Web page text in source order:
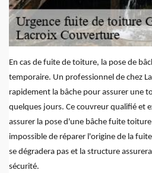
En cas de fuite de toiture, la pose de
temporaire. Un professionnel de chez
rapidement la bâche pour assurer une
quelques jours. Ce couvreur qualifié et
assurer la pose d'une bâche fuite
impossible de réparer l'origine de la
se dégradera pas et la structure
sécurité.